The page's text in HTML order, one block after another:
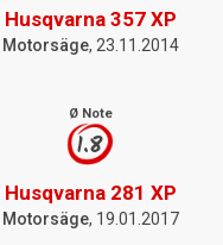
Husqvarna 357 XP
Motorsäge, 23.11.2014
Ø Note
1.8
Husqvarna 281 XP
Motorsäge, 19.01.2017